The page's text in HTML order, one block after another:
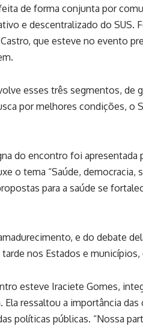
de forma conjunta por
e descentralizado do SUS.
que esteve no evento
esses três segmentos, de
por melhores condições, o
do encontro foi apresentada
o tema “Saúde, democracia,
para a saúde se
e do debate
nos Estados e
esteve Iraciete Gomes,
Ela ressaltou a importância
políticas públicas. “Nossa